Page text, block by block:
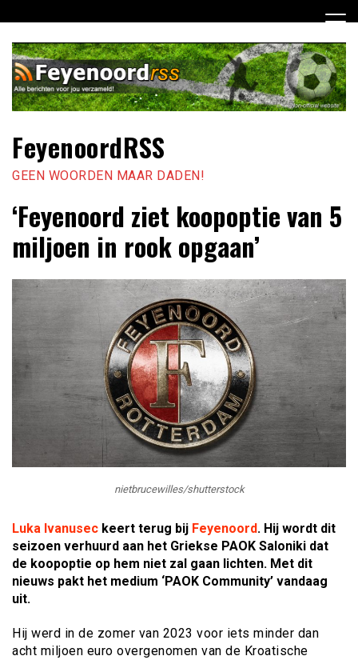
naar
inhoud
FeyenoordRSS
GEEN WOORDEN MAAR DADEN!
‘Feyenoord ziet koopoptie van 5
miljoen in rook opgaan’
nietbrucewilles/shutterstock
Luka Ivanusec keert terug bij Feyenoord. Hij wordt dit
seizoen verhuurd aan het Griekse PAOK Saloniki dat
de koopoptie op hem niet zal gaan lichten. Met dit
nieuws pakt het medium ‘PAOK Community’ vandaag
uit.
Hij werd in de zomer van 2023 voor iets minder dan
acht miljoen euro overgenomen van de Kroatische